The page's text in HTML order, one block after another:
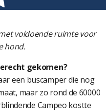
voldoende ruimte voor
hond.
gekomen?
een buscamper die nog
maar zo rond de 60000
Campeo kostte